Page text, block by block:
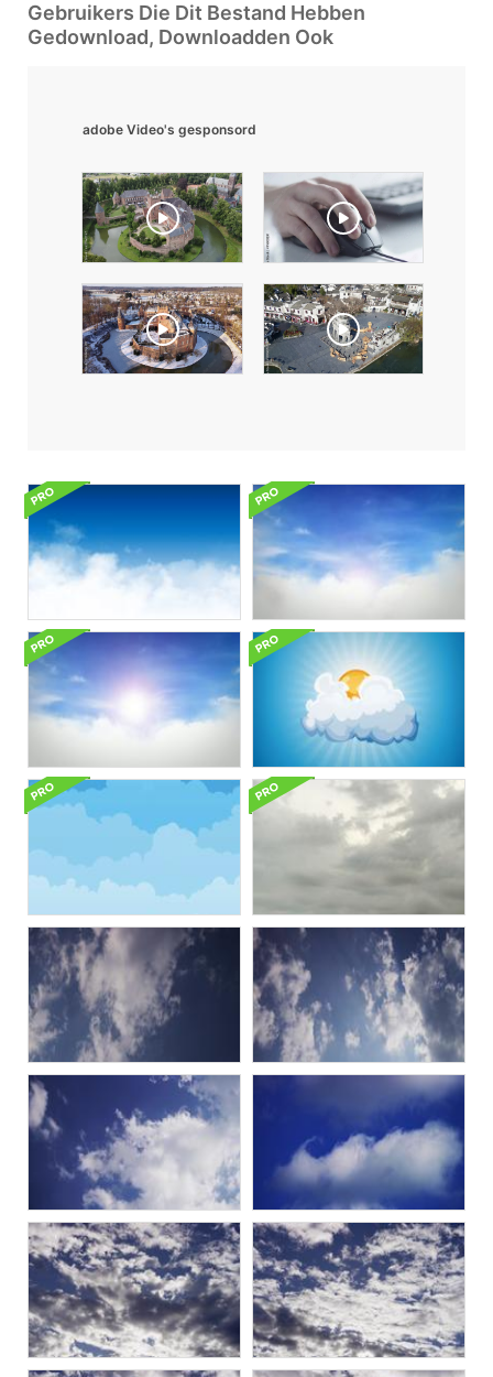
Gebruikers Die Dit Bestand Hebben
Gedownload, Downloadden Ook
adobe Video's gesponsord